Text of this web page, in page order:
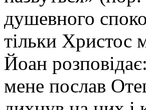
душевного
тільки Христос
Йоан
мене послав